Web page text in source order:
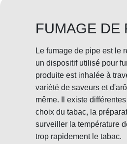
FUMAGE DE
Le fumage de pipe est le
un dispositif utilisé pour
produite est inhalée à
variété de saveurs et
même. Il existe
choix du tabac, la
surveiller la température
trop rapidement le tabac.